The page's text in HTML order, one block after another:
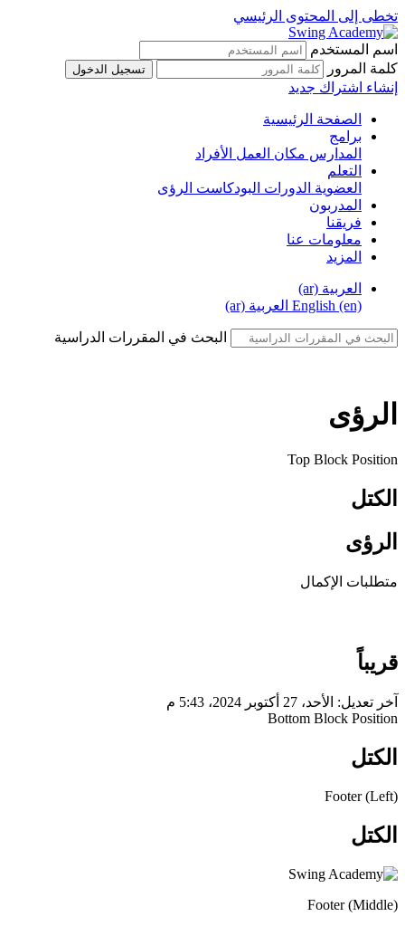
تخطى إلى المحتوى الرئيسي
اسم المستخدم
كلمة المرور
تسجيل الدخول
إنشاء اشتراك جديد
الصفحة الرئيسية
برامج
المدارس مكان العمل الأفراد
التعلم
العضوية الدورات البودكاست الرؤى
المدربون
فريقنا
معلومات عنا
المزيد
العربية ‎(ar)‎
English ‎(en)‎ العربية ‎(ar)‎
البحث في المقررات الدراسية
الرؤى
Top Block Position
الكتل
الرؤى
متطلبات الإكمال
قريباً
آخر تعديل: الأحد، 27 أكتوبر 2024، 5:43 م
Bottom Block Position
الكتل
Footer (Left)
الكتل
Footer (Middle)